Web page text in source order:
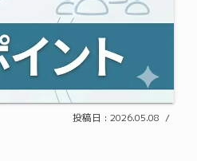
2026.05.08